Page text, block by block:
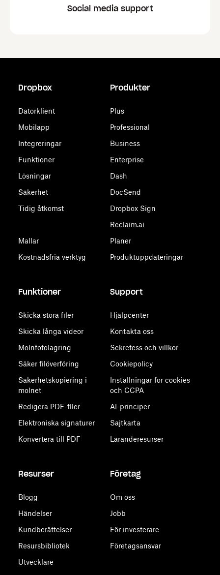
Social media support
Dropbox
Datorklient
Mobilapp
Integreringar
Funktioner
Lösningar
Säkerhet
Tidig åtkomst
Mallar
Kostnadsfria verktyg
Produkter
Plus
Professional
Business
Enterprise
Dash
DocSend
Dropbox Sign
Reclaim.ai
Planer
Produktuppdateringar
Funktioner
Skicka stora filer
Skicka långa videor
Molnfotolagring
Säker filöverföring
Säkerhetskopiering i
molnet
Redigera PDF-filer
Elektroniska signaturer
Konvertera till PDF
Support
Hjälpcenter
Kontakta oss
Sekretess och villkor
Cookiepolicy
Inställningar för cookies
och CCPA
AI-principer
Sajtkarta
Läranderesurser
Resurser
Blogg
Händelser
Kundberättelser
Resursbibliotek
Utvecklare
Företag
Om oss
Jobb
För investerare
Företagsansvar